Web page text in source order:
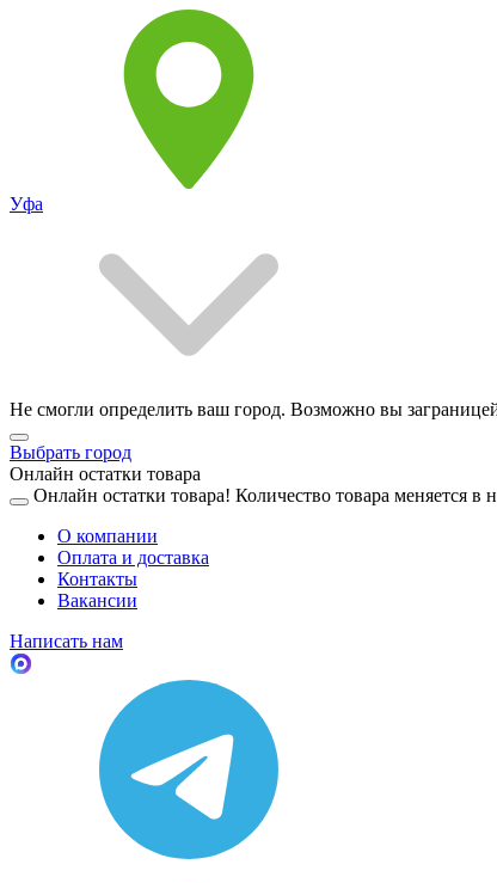
Уфа
Не смогли определить ваш город. Возможно вы
Выбрать город
Онлайн остатки товара
Онлайн остатки товара! Количество товара меняется в
О компании
Оплата и доставка
Контакты
Вакансии
Написать нам